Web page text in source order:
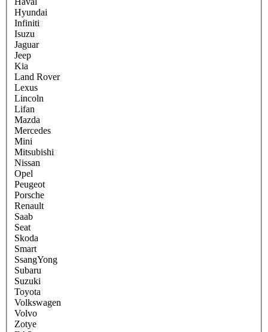
Hyundai
Infiniti
Isuzu
Jaguar
Jeep
Kia
Land Rover
Lexus
Lincoln
Lifan
Mazda
Mercedes
Mini
Mitsubishi
Nissan
Opel
Peugeot
Porsche
Renault
Saab
Seat
Skoda
Smart
SsangYong
Subaru
Suzuki
Toyota
Volkswagen
Volvo
Zotye